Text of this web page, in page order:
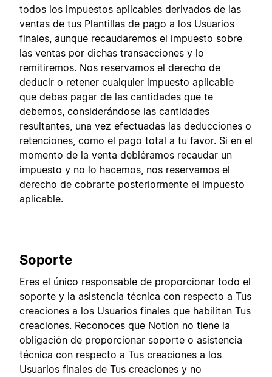
todos los impuestos aplicables derivados de las
ventas de tus Plantillas de pago a los Usuarios
finales, aunque recaudaremos el impuesto sobre
las ventas por dichas transacciones y lo
remitiremos. Nos reservamos el derecho de
deducir o retener cualquier impuesto aplicable
que debas pagar de las cantidades que te
debemos, considerándose las cantidades
resultantes, una vez efectuadas las deducciones o
retenciones, como el pago total a tu favor. Si en el
momento de la venta debiéramos recaudar un
impuesto y no lo hacemos, nos reservamos el
derecho de cobrarte posteriormente el impuesto
aplicable.
Soporte
Eres el único responsable de proporcionar todo el
soporte y la asistencia técnica con respecto a Tus
creaciones a los Usuarios finales que habilitan Tus
creaciones. Reconoces que Notion no tiene la
obligación de proporcionar soporte o asistencia
técnica con respecto a Tus creaciones a los
Usuarios finales de Tus creaciones y no